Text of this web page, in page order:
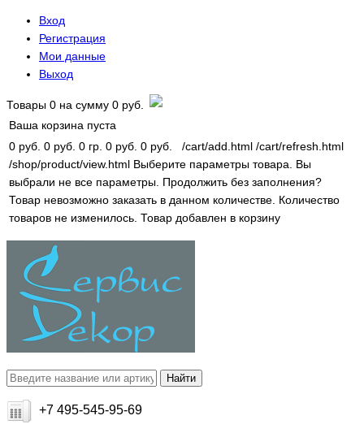
Вход
Регистрация
Мои данные
Выход
Товары 0 на сумму 0 руб.
Ваша корзина пуста
0 руб. 0 руб. 0 гр. 0 руб. 0 руб. /cart/add.html /cart/refresh.html
/shop/product/view.html Выберите параметры товара.
Вы
выбрали не все параметры. Продолжить без заполнения?
Товар невозможно заказать в данном количестве. Количество
товаров не изменилось. Товар добавлен в корзину
+7 495-545-95-69